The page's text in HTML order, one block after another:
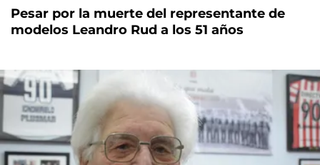
Pesar por la muerte del representante de
modelos Leandro Rud a los 51 años